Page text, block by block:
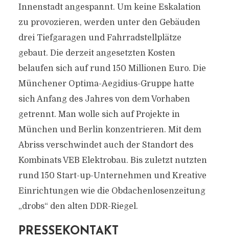
Innenstadt angespannt. Um keine Eskalation
zu provozieren, werden unter den Gebäuden
drei Tiefgaragen und Fahrradstellplätze
gebaut. Die derzeit angesetzten Kosten
belaufen sich auf rund 150 Millionen Euro. Die
Münchener Optima-Aegidius-Gruppe hatte
sich Anfang des Jahres von dem Vorhaben
getrennt. Man wolle sich auf Projekte in
München und Berlin konzentrieren. Mit dem
Abriss verschwindet auch der Standort des
Kombinats VEB Elektrobau. Bis zuletzt nutzten
rund 150 Start-up-Unternehmen und Kreative
Einrichtungen wie die Obdachenlosenzeitung
„drobs“ den alten DDR-Riegel.
PRESSEKONTAKT